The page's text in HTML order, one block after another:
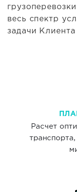
весь спектр
задачи Клиента
Расчет